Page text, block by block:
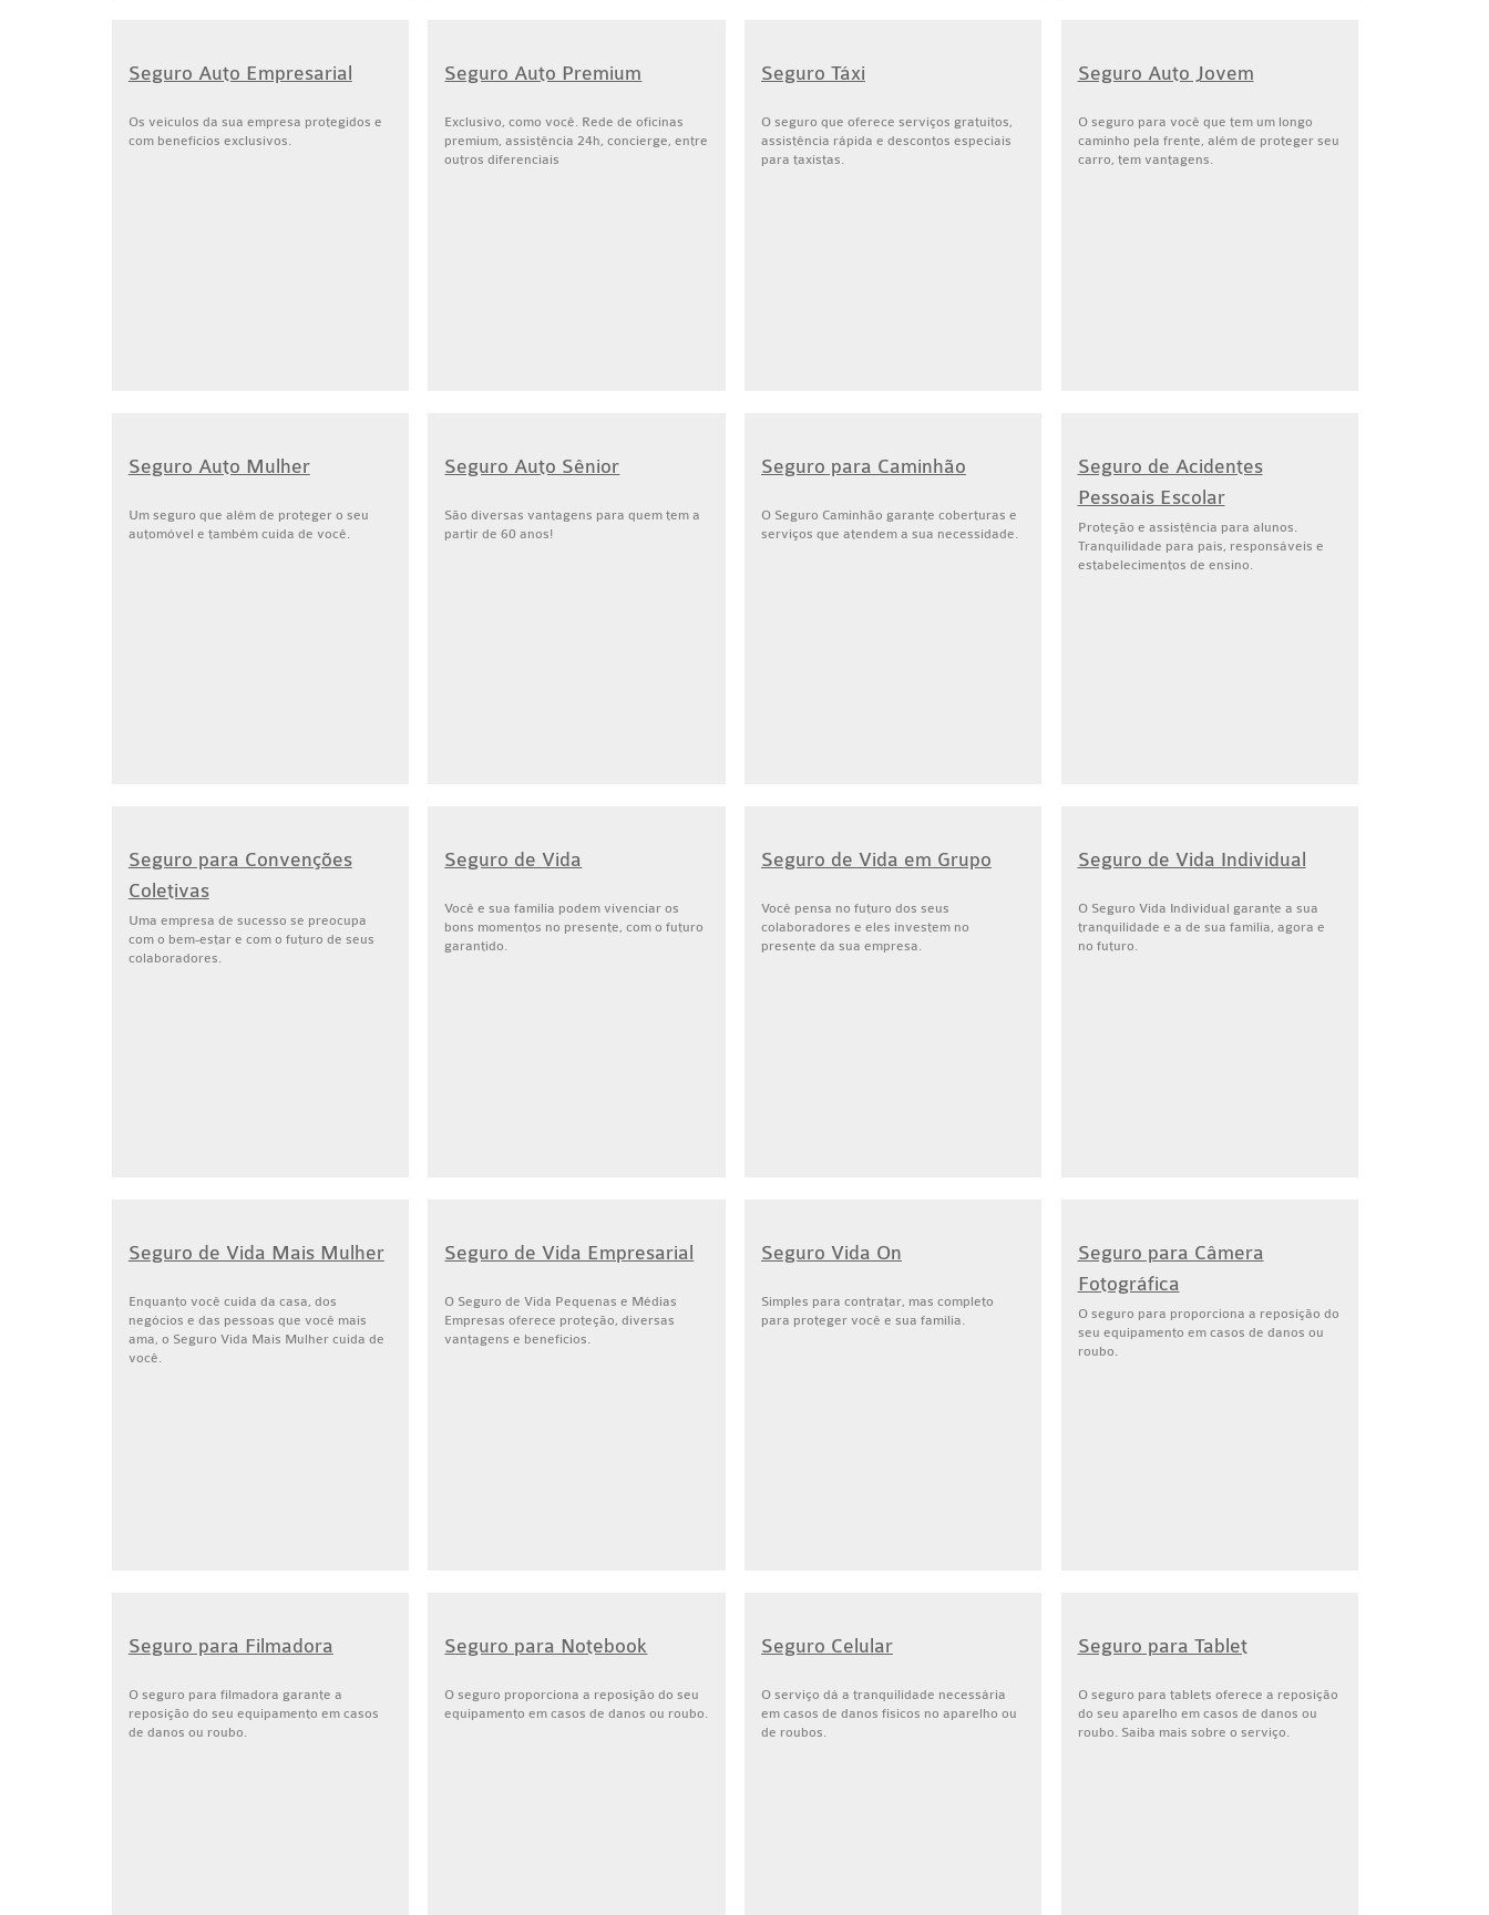
Seguro Auto Empresarial
Os veículos da sua empresa protegidos e
com benefícios exclusivos.
Seguro Auto Premium
Exclusivo, como você. Rede de oficinas
premium, assistência 24h, concierge, entre
outros diferenciais
Seguro Táxi
O seguro que oferece serviços gratuitos,
assistência rápida e descontos especiais
para taxistas.
Seguro Auto Jovem
O seguro para você que tem um longo
caminho pela frente, além de proteger seu
carro, tem vantagens.
Seguro Auto Mulher
Um seguro que além de proteger o seu
automóvel e também cuida de você.
Seguro Auto Sênior
São diversas vantagens para quem tem a
partir de 60 anos!
Seguro para Caminhão
O Seguro Caminhão garante coberturas e
serviços que atendem a sua necessidade.
Seguro de Acidentes
Pessoais Escolar
Proteção e assistência para alunos.
Tranquilidade para pais, responsáveis e
estabelecimentos de ensino.
Seguro para Convenções
Coletivas
Uma empresa de sucesso se preocupa
com o bem-estar e com o futuro de seus
colaboradores.
Seguro de Vida
Você e sua família podem vivenciar os
bons momentos no presente, com o futuro
garantido.
Seguro de Vida em Grupo
Você pensa no futuro dos seus
colaboradores e eles investem no
presente da sua empresa.
Seguro de Vida Individual
O Seguro Vida Individual garante a sua
tranquilidade e a de sua família, agora e
no futuro.
Seguro de Vida Mais Mulher
Enquanto você cuida da casa, dos
negócios e das pessoas que você mais
ama, o Seguro Vida Mais Mulher cuida de
você.
Seguro de Vida Empresarial
O Seguro de Vida Pequenas e Médias
Empresas oferece proteção, diversas
vantagens e benefícios.
Seguro Vida On
Simples para contratar, mas completo
para proteger você e sua família.
Seguro para Câmera
Fotográfica
O seguro para proporciona a reposição do
seu equipamento em casos de danos ou
roubo.
Seguro para Filmadora
O seguro para filmadora garante a
reposição do seu equipamento em casos
de danos ou roubo.
Seguro para Notebook
O seguro proporciona a reposição do seu
equipamento em casos de danos ou roubo.
Seguro Celular
O serviço dá a tranquilidade necessária
em casos de danos físicos no aparelho ou
de roubos.
Seguro para Tablet
O seguro para tablets oferece a reposição
do seu aparelho em casos de danos ou
roubo. Saiba mais sobre o serviço.